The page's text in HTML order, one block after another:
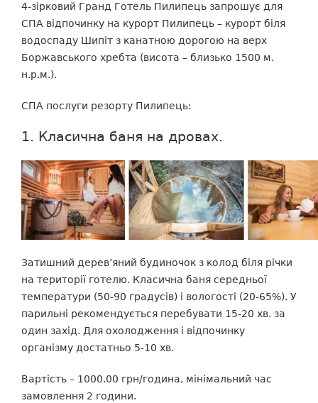
4-зірковий Гранд Готель Пилипець запрошує для
СПА відпочинку на курорт Пилипець – курорт біля
водоспаду Шипіт з канатною дорогою на верх
Боржавського хребта (висота – близько 1500 м.
н.р.м.).
СПА послуги резорту Пилипець:
1. Класична баня на дровах.
Затишний дерев’яний будиночок з колод біля річки
на території готелю. Класична баня середньої
температури (50-90 градусів) і вологості (20-65%). У
парильні рекомендується перебувати 15-20 хв. за
один захід. Для охолодження і відпочинку
організму достатньо 5-10 хв.
Вартість – 1000.00 грн/година, мінімальний час
замовлення 2 години.